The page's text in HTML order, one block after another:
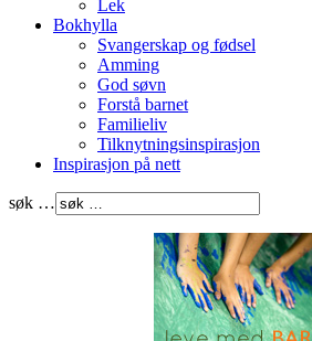
Lek
Bokhylla
Svangerskap og fødsel
Amming
God søvn
Forstå barnet
Familieliv
Tilknytningsinspirasjon
Inspirasjon på nett
søk …